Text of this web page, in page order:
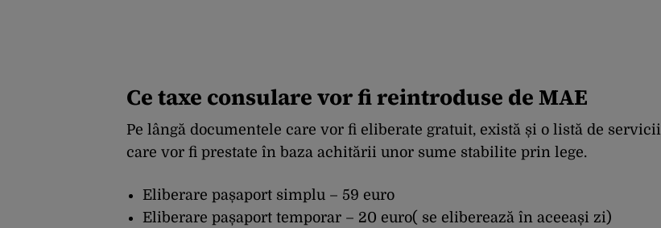
Ce taxe consulare vor fi reintroduse de MAE
Pe lângă documentele care vor fi eliberate gratuit, există și o listă de servicii
care vor fi prestate în baza achitării unor sume stabilite prin lege.
Eliberare pașaport simplu – 59 euro
Eliberare pașaport temporar – 20 euro( se eliberează în aceeași zi)